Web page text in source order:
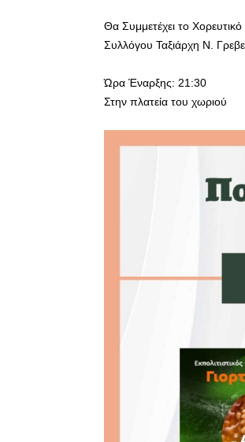
Θα Συμμετέχει το
Συλλόγου Ταξιάρχη Ν.
Ώρα Έναρξης: 21:30
Στην πλατεία του χωριού